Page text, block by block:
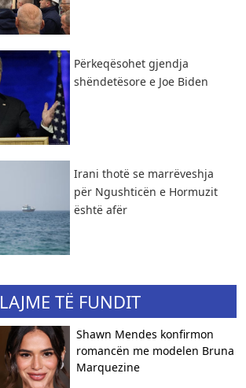
Përkeqësohet gjendja
shëndetësore e Joe Biden
Irani thotë se marrëveshja
për Ngushticën e Hormuzit
është afër
LAJME TË FUNDIT
Shawn Mendes konfirmon
romancën me modelen Bruna
Marquezine